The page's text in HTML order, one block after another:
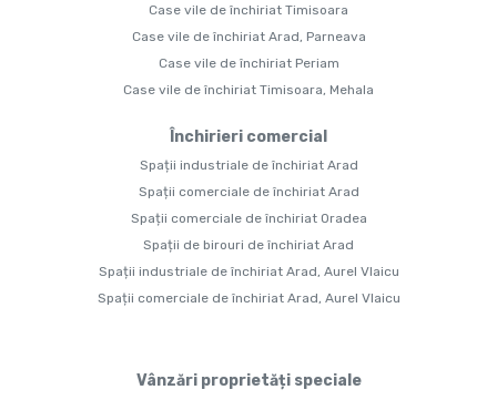
Case vile de închiriat Timisoara
Case vile de închiriat Arad, Parneava
Case vile de închiriat Periam
Case vile de închiriat Timisoara, Mehala
Închirieri comercial
Spații industriale de închiriat Arad
Spații comerciale de închiriat Arad
Spații comerciale de închiriat Oradea
Spații de birouri de închiriat Arad
Spații industriale de închiriat Arad, Aurel Vlaicu
Spații comerciale de închiriat Arad, Aurel Vlaicu
Vânzări proprietăți speciale